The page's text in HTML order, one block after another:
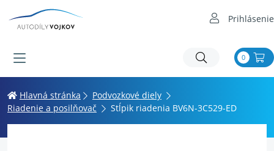
Prihlásenie
0
Hlavná stránka
Podvozkové diely
Riadenie a posilňovač
Stĺpik riadenia BV6N-3C529-ED